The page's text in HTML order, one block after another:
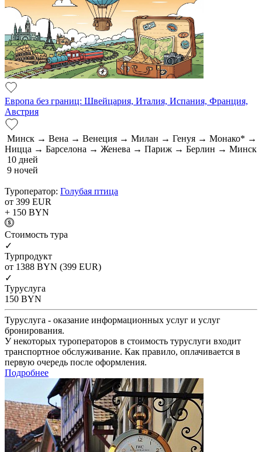
Европа без границ: Швейцария, Италия, Испания, Франция,
Австрия
Минск → Вена → Венеция → Милан → Генуя → Монако* →
Ницца → Барселона → Женева → Париж → Берлин → Минск
10 дней
9 ночей
Туроператор: Голубая птица
от 399 EUR
+ 150 BYN
Cтоимость тура
✓
Турпродукт
от 1388 BYN (399 EUR)
✓
Туруслуга
150 BYN
Туруслуга - оказание информационных услуг и услуг
бронирования.
У некоторых туроператоров в стоимость туруслуги входит
транспортное обслуживание. Как правило, оплачивается в
первую очередь после оформления.
Подробнее